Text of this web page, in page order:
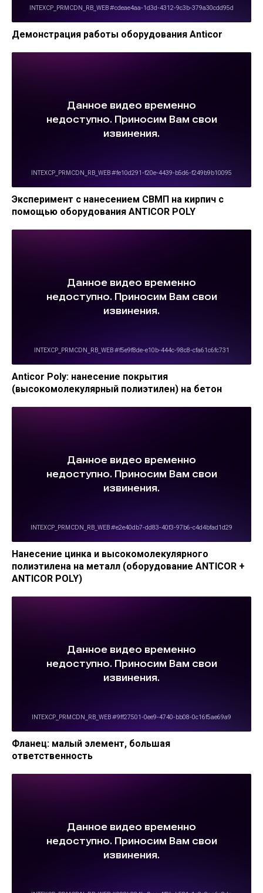
Демонстрация работы оборудования Anticor
Эксперимент с нанесением СВМП на кирпич с
помощью оборудования ANTICOR POLY
Anticor Poly: нанесение покрытия
(высокомолекулярный полиэтилен) на бетон
Нанесение цинка и высокомолекулярного
полиэтилена на металл (оборудование ANTICOR +
ANTICOR POLY)
Фланец: малый элемент, большая
ответственность